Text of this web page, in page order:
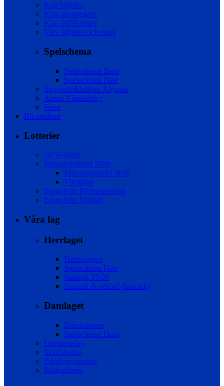
Köp biljetter
Köp säsongskort
Köp 50/50-lotter
Våra biljetter och entré
Spelschema
Spelschema Dam
Spelschema Herr
Supporterklubben Älgarna
Arena Vänersborg
Press
Bli medlem
Lotterier
50/50-lotter
Månadslotteriet 5050
Månadslotteriet 5050
Vinstplan
Bingolotto Prenumeration
Bingolotto Digitalt
Våra lag
Herrlaget
Herrtruppen
Spelschema Herr
Statistik 25/26
Statistik & rekord (historik)
Damlaget
Damtruppen
Spelschema Dam
Ungdomslag
Skridskokul
Bandygymnasiet
Bildgallerier